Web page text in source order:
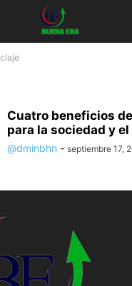
Cuatro beneficios
para la sociedad y
@dminbhn - septiembre 17,